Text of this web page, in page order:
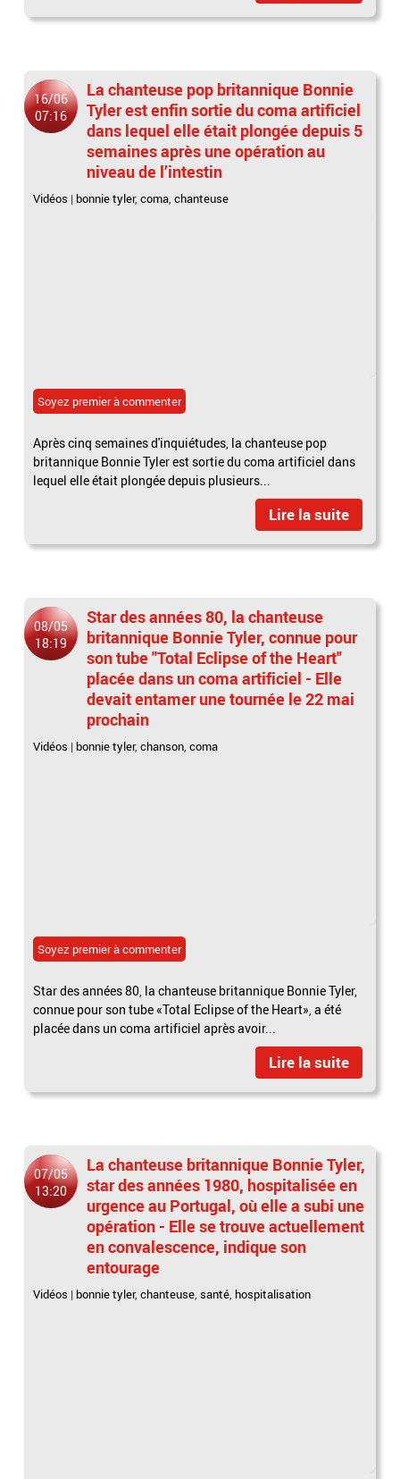
16/06
07:16
La chanteuse pop britannique Bonnie
Tyler est enfin sortie du coma artificiel
dans lequel elle était plongée depuis 5
semaines après une opération au
niveau de l’intestin
Vidéos | bonnie tyler,coma,chanteuse
Soyez premier à commenter
Après cinq semaines d'inquiétudes, la chanteuse pop
britannique Bonnie Tyler est sortie du coma artificiel dans
lequel elle était plongée depuis plusieurs...
Lire la suite
08/05
18:19
Star des années 80, la chanteuse
britannique Bonnie Tyler, connue pour
son tube "Total Eclipse of the Heart"
placée dans un coma artificiel - Elle
devait entamer une tournée le 22 mai
prochain
Vidéos | bonnie tyler,chanson,coma
Soyez premier à commenter
Star des années 80, la chanteuse britannique Bonnie Tyler,
connue pour son tube «Total Eclipse of the Heart», a été
placée dans un coma artificiel après avoir...
Lire la suite
07/05
13:20
La chanteuse britannique Bonnie Tyler,
star des années 1980, hospitalisée en
urgence au Portugal, où elle a subi une
opération - Elle se trouve actuellement
en convalescence, indique son
entourage
Vidéos | bonnie tyler,chanteuse,santé, hospitalisation